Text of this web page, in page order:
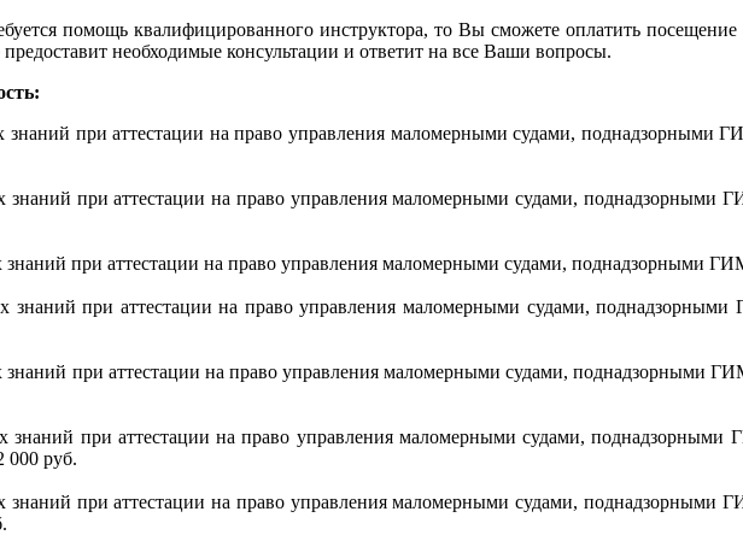
помощь квалифицированного инструктора, то Вы сможете оплатить
необходимые консультации и ответит на все Ваши вопросы.
знаний при аттестации на право управления маломерными судами,
знаний при аттестации на право управления маломерными судами,
знаний при аттестации на право управления маломерными судами, поднадзорными
знаний при аттестации на право управления маломерными судами,
знаний при аттестации на право управления маломерными судами, поднадзорными
знаний при аттестации на право управления маломерными судами,
000 руб.
знаний при аттестации на право управления маломерными судами,